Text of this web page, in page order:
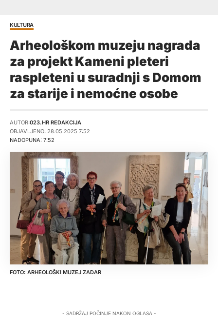
KULTURA
Arheološkom muzeju nagrada
za projekt Kameni pleteri
raspleteni u suradnji s Domom
za starije i nemoćne osobe
NADOPUNA: 7:52
AUTOR:023.HR REDAKCIJA
OBJAVLJENO: 28.05.2025 7:52
ARHEOLOŠKI MUZEJ ZADAR
- SADRŽAJ POČINJE NAKON OGLASA -